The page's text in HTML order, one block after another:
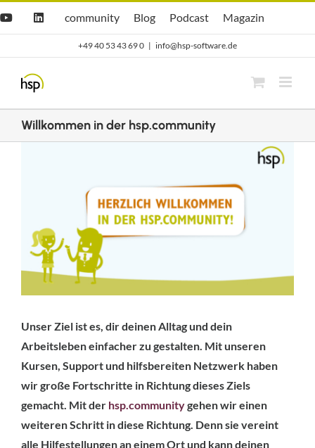
YouTubeLinkedIn
Hsp
community
community
hsp
Blog
Blog Opti.Cast
Podcast Opti.Mag
Magazin
+49 40 53 43 69 0 | info@hsp-software.de
Willkommen in der hsp.community
Unser Ziel ist es, dir deinen Alltag und dein
Arbeitsleben einfacher zu gestalten. Mit unseren
Kursen, Support und hilfsbereiten Netzwerk haben
wir große Fortschritte in Richtung dieses Ziels
gemacht. Mit der hsp.communitygehen wir einen
weiteren Schritt in diese Richtung. Denn sie vereint
alle Hilfestellungen an einem Ort und kann deinen